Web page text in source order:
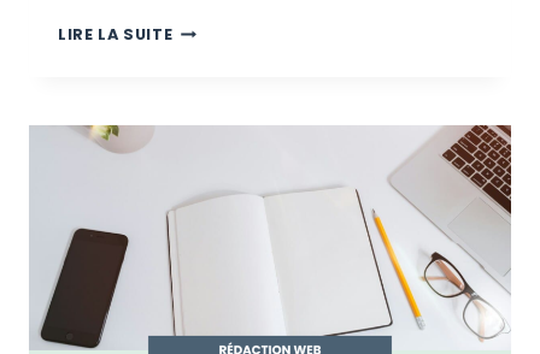
LIRE LA SUITEGOOGLE
T
PROUVER
À
TRAVERS
VOS
CONTENUS